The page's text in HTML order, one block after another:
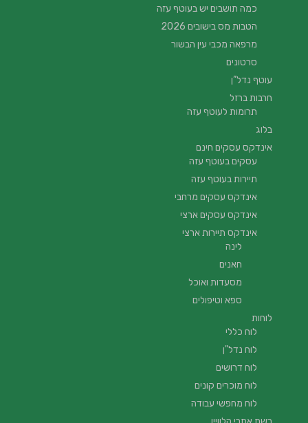
כמה תושבים יש בעוטף עזה
הטבות מס בישובים 2026
מרפאה מכבי עין הבשור
סרטונים
עוטף נדל”ן
חרבות ברזל
תרומות לעוטף עזה
בלוג
אינדקס עסקים חינם
עסקים בעוטף עזה
תיירות בעוטף עזה
אינדקס עסקים מרחבי
אינדקס עסקים ארצי
אינדקס תיירות ארצי
לינה
חאנים
מסעדות ואוכל
ספא וטיפולים
לוחות
לוח כללי
לוח נדל"ן
לוח דרושים
לוח מוכרים קונים
לוח מחפשי עבודה